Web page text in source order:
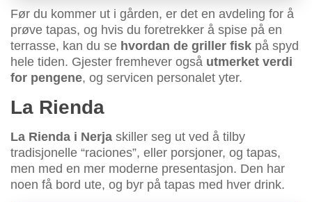
Før du kommer ut i gården, er det en avdeling for å
prøve tapas, og hvis du foretrekker å spise på en
terrasse, kan du se hvordan de griller fisk på spyd
hele tiden. Gjester fremhever også utmerket verdi
for pengene, og servicen personalet yter.
La Rienda
La Rienda i Nerja skiller seg ut ved å tilby
tradisjonelle “raciones”, eller porsjoner, og tapas,
men med en mer moderne presentasjon. Den har
noen få bord ute, og byr på tapas med hver drink.